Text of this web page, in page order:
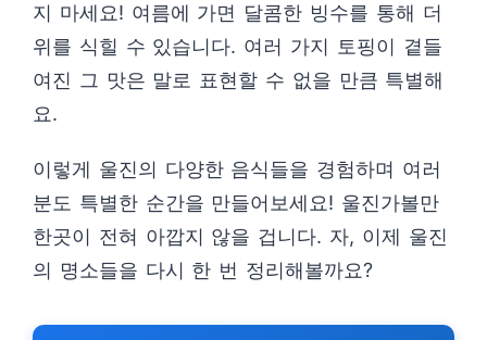
지 마세요! 여름에 가면 달콤한 빙수를 통해 더
위를 식힐 수 있습니다. 여러 가지 토핑이 곁들
여진 그 맛은 말로 표현할 수 없을 만큼 특별해
요.
이렇게 울진의 다양한 음식들을 경험하며 여러
분도 특별한 순간을 만들어보세요! 울진가볼만
한곳이 전혀 아깝지 않을 겁니다. 자, 이제 울진
의 명소들을 다시 한 번 정리해볼까요?